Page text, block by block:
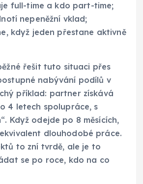
full-time a kdo part-time;
nepeněžní vklad;
když jeden přestane aktivně
řešit tuto situaci přes
nabývání podílů v
příklad: partner získává
4 letech spolupráce, s
Když odejde po 8 měsících,
dlouhodobé práce.
to zní tvrdě, ale je to
se po roce, kdo na co